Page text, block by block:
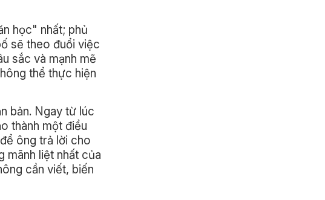
học" nhất; phủ
sẽ theo đuổi việc
sắc và mạnh mẽ
thể thực hiện
bản. Ngay từ lúc
thành một điều
ông trả lời cho
mãnh liệt nhất của
cần viết, biến